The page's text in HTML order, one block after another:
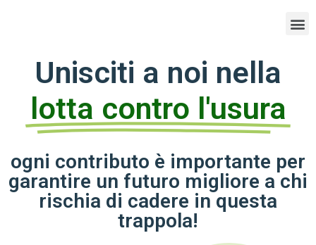
Unisciti a noi nella
lotta contro l'usura
ogni contributo è importante per
garantire un futuro migliore a chi
rischia di cadere in questa
trappola!